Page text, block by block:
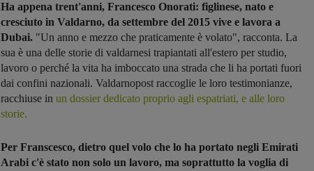
Ha appena trent'anni, Francesco Onorati: figlinese, nato e
cresciuto in Valdarno, da settembre del 2015 vive e lavora a
Dubai. "Un anno e mezzo che praticamente è volato", racconta. La
sua è una delle storie di valdarnesi trapiantati all'estero per studio,
lavoro o perché la vita ha imboccato una strada che li ha portati fuori
dai confini nazionali. Valdarnopost raccoglie le loro testimonianze,
racchiuse in un dossier dedicato proprio agli espatriati, e alle loro
storie.
Per Franscesco, dietro quel volo che lo ha portato negli Emirati
Arabi c'è stato non solo un lavoro, ma soprattutto la voglia di